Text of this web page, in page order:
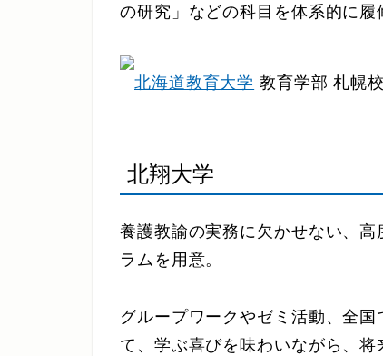
の研究」などの科目を体系的に履
北海道教育大学 教育学部 札幌
北翔大学
養護教諭の実務に欠かせない、
ラムを用意。
グループワークやゼミ活動、全
て、学ぶ喜びを味わいながら、